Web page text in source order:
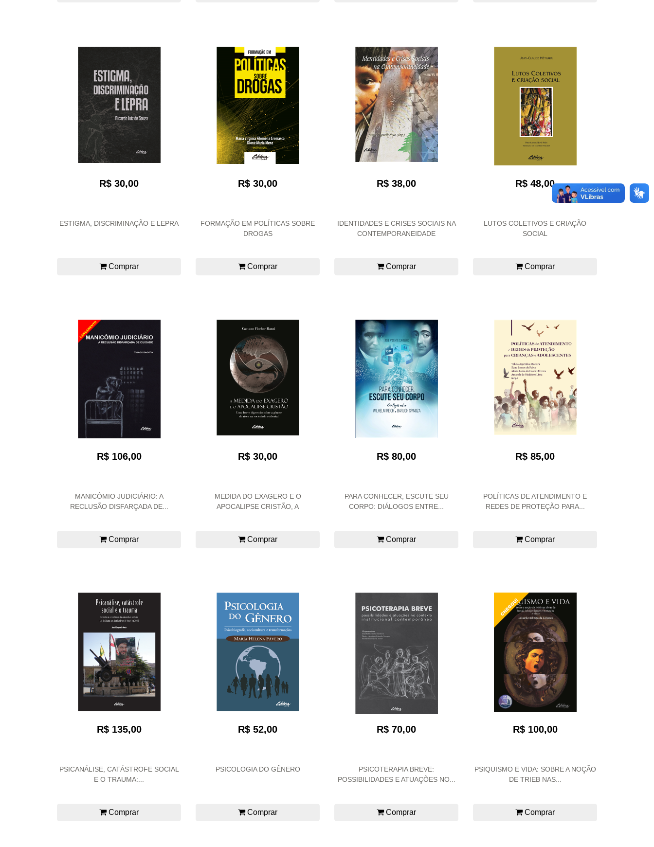
R$ 30,00
ESTIGMA, DISCRIMINAÇÃO E LEPRA
Comprar
R$ 30,00
FORMAÇÃO EM POLÍTICAS SOBRE
DROGAS
Comprar
R$ 38,00
IDENTIDADES E CRISES SOCIAIS NA
CONTEMPORANEIDADE
Comprar
R$ 48,00
LUTOS COLETIVOS E CRIAÇÃO
SOCIAL
Comprar
R$ 106,00
MANICÔMIO JUDICIÁRIO: A
RECLUSÃO DISFARÇADA DE...
Comprar
R$ 30,00
MEDIDA DO EXAGERO E O
APOCALIPSE CRISTÃO, A
Comprar
R$ 80,00
PARA CONHECER, ESCUTE SEU
CORPO: DIÁLOGOS ENTRE...
Comprar
R$ 85,00
POLÍTICAS DE ATENDIMENTO E
REDES DE PROTEÇÃO PARA...
Comprar
R$ 135,00
PSICANÁLISE, CATÁSTROFE SOCIAL
E O TRAUMA:...
Comprar
R$ 52,00
PSICOLOGIA DO GÊNERO
Comprar
R$ 70,00
PSICOTERAPIA BREVE:
POSSIBILIDADES E ATUAÇÕES NO...
Comprar
R$ 100,00
PSIQUISMO E VIDA: SOBRE A NOÇÃO
DE TRIEB NAS...
Comprar